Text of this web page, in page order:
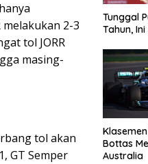
2-3
tol JORR
masing-
tol akan
GT Semper
Tunggal
Tahun,
Klasemen
Bottas
Australia